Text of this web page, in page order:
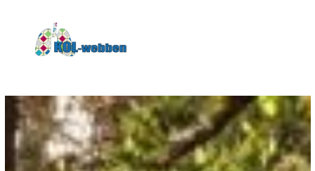
KOLwebben